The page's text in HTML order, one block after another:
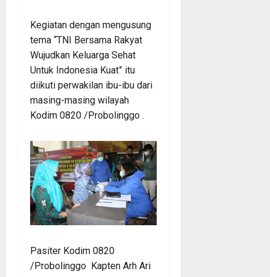
Kegiatan dengan mengusung
tema “TNI Bersama Rakyat
Wujudkan Keluarga Sehat
Untuk Indonesia Kuat” itu
diikuti perwakilan ibu-ibu dari
masing-masing wilayah
Kodim 0820 /Probolinggo .
Pasiter Kodim 0820
/Probolinggo Kapten Arh Ari